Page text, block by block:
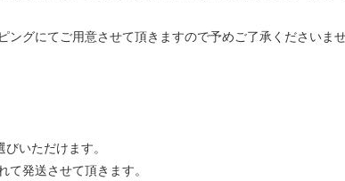
ングにてご用意させて頂きますので予めご了承くださいませ
いただけます。
発送させて頂きます。